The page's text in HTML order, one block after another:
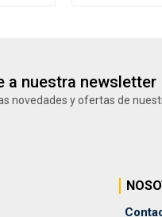
a nuestra newsletter
novedades y ofertas de